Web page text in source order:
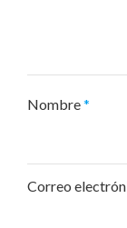
Nombre*
Correo